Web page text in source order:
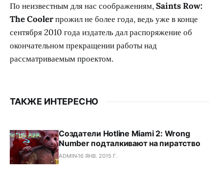
По неизвестным для нас соображениям,Saints Row:
The Coolerпрожил не более года, ведь уже в конце
сентября 2010 года издатель дал распоряжение об
окончательном прекращении работы над
рассматриваемым проектом.
ТАКЖЕ ИНТЕРЕСНО
Создатели Hotline Miami 2: Wrong
Number подталкивают на пиратство
ADMIN16 ЯНВ. 2015 Г.